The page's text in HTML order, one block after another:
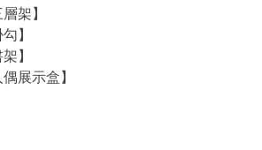
架】
】
】
展示盒】